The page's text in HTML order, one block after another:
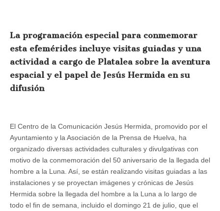
Comunicación
Jesús
Hermida
proyecta
este
fin
de
semana
llegada
del
Hombre
a
la
luna
con
motivo
del
50
aniversario
La programación especial para conmemorar
esta efemérides incluye visitas guiadas y una
actividad a cargo de Platalea sobre la aventura
espacial y el papel de Jesús Hermida en su
difusión
El Centro de la Comunicación Jesús Hermida, promovido por el
Ayuntamiento y la Asociación de la Prensa de Huelva, ha
organizado diversas actividades culturales y divulgativas con
motivo de la conmemoración del 50 aniversario de la llegada del
hombre a la Luna. Así, se están realizando visitas guiadas a las
instalaciones y se proyectan imágenes y crónicas de Jesús
Hermida sobre la llegada del hombre a la Luna a lo largo de
todo el fin de semana, incluido el domingo 21 de julio, que el